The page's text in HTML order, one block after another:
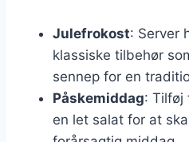
Julefrokost: Server
klassiske tilbehør
sennep for en
Påskemiddag: Tilføj
en let salat for at